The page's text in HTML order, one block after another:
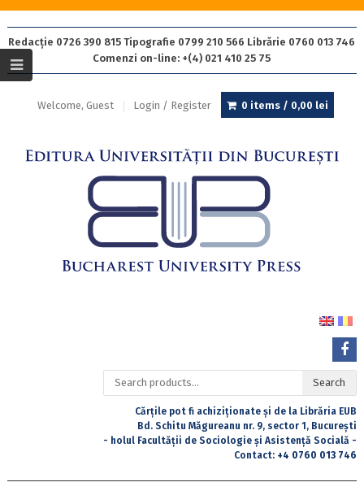
Redacție 0726 390 815 Tipografie 0799 210 566 Librărie 0760 013 746
Comenzi on-line: +(4) 021 410 25 75
Welcome, Guest Login / Register 0 items / 0,00 lei
Search
for:
Search
Cărțile pot fi achiziționate și de la Librăria EUB
Bd. Schitu Măgureanu nr. 9, sector 1, București
- holul Facultății de Sociologie și Asistență Socială -
Contact: +4 0760 013 746